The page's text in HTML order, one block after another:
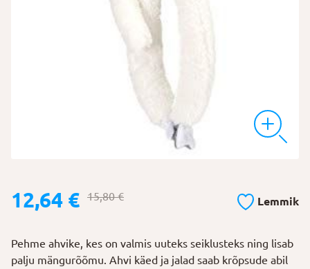
15,80€
Algne
hind
15,80 €.
12,64 €
Praegune
hind
12,64 €.
Lemmik
Pehme ahvike, kes on valmis uuteks seiklusteks ning lisab
palju mängurõõmu. Ahvi käed ja jalad saab krõpsude abil